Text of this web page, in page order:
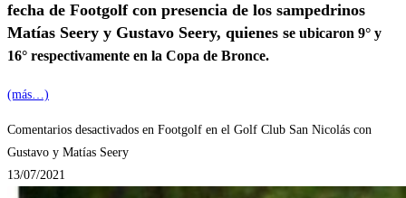
fecha de Footgolf con presencia de los sampedrinos
Matías Seery y Gustavo Seery, quienes se ubicaron 9° y
16° respectivamente en la Copa de Bronce.
(más…)
Comentarios desactivados en Footgolf en el Golf Club San Nicolás con
Gustavo y Matías Seery
13/07/2021